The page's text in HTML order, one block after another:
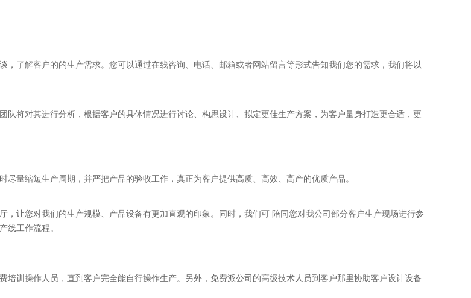
了解客户的的生产需求。您可以通过在线咨询、电话、邮箱或者网站留言等形式告知我们您的需求，我们将以
将对其进行分析，根据客户的具体情况进行讨论、构思设计、拟定更佳生产方案，为客户量身打造更合适，更
量缩短生产周期，并严把产品的验收工作，真正为客户提供高质、高效、高产的优质产品。
让您对我们的生产规模、产品设备有更加直观的印象。同时，我们可 陪同您对我公司部分客户生产现场进行参
线工作流程。
训操作人员，直到客户完全能自行操作生产。另外，免费派公司的高级技术人员到客户那里协助客户设计设备